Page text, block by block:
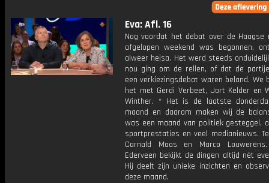
Eva: Afl. 16
Nog voordat het debat over de Haagse
afgelopen weekend was begonnen,
alweer heisa. Het werd steeds
nou ging om de rellen, of dat de
een verkiezingsdebat waren beland. We
het met Gerdi Verbeet, Jort Kelder en
Winther. * Het is de laatste
maand en daarom maken wij de
was een maand van politiek gesteggel,
sportprestaties en veel medianieuws.
Cornald Maas en Marco
Ederveen bekijkt de dingen altijd nét
Hij deelt zijn unieke inzichten en
deze maand.